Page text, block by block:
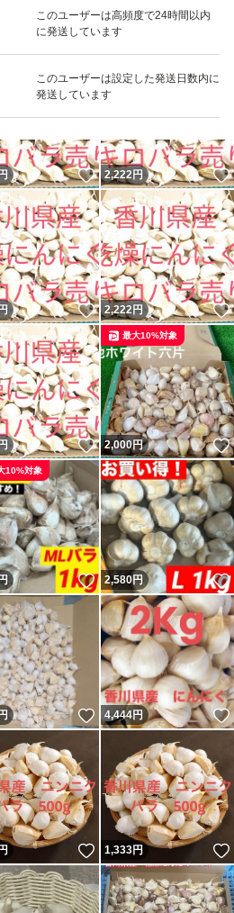
このユーザーは高頻度で24時間以内
に発送しています
このユーザーは設定した発送日数内に
発送しています
いいね！
2,222
！
円 いいね！
2,222円
！
円 いいね！
2,222円
！
円 いいね！
2,000円
最大10%対象
！
円 いいね！
10%対象
2,580円
！
円 いいね！
4,444円
！
円 いいね！
1,333円